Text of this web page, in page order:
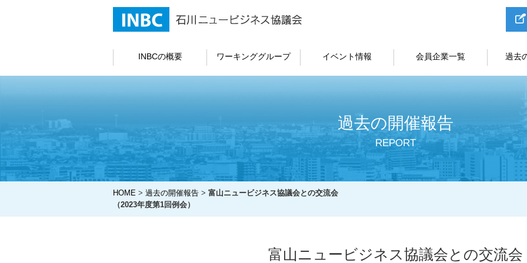
INBCの概要 ワーキンググループ イベント情報 会員企業一覧 過去
過去の開催報告
REPORT
HOME > 過去の開催報告 > 富山ニュービジネス協議会との交流会
（2023年度第1回例会）
富山ニュービジネス協議会との交流会